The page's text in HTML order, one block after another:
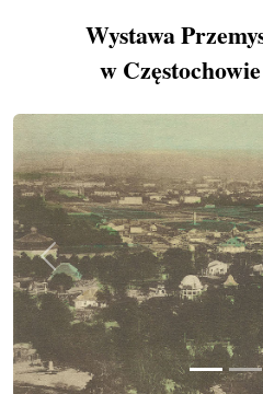
Wystawa
w
Previous